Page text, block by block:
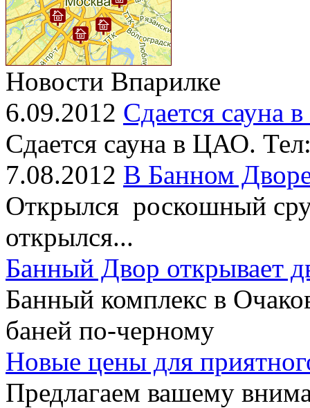
Новости Впарилке
6.09.2012 Сдается сауна
Сдается сауна в ЦАО.
7.08.2012 В Банном
Открылся роскошный
открылся...
Банный Двор открывает
Банный комплекс в
баней по-черному
Новые цены для
Предлагаем вашему